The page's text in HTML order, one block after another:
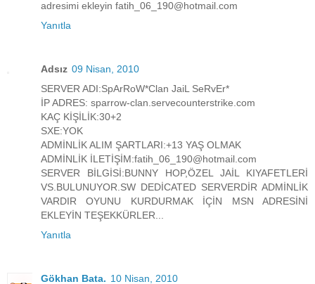
adresimi ekleyin fatih_06_190@hotmail.com
Yanıtla
Adsız 09 Nisan, 2010
SERVER ADI:SpArRoW*Clan JaiL SeRvEr*
İP ADRES: sparrow-clan.servecounterstrike.com
KAÇ KİŞİLİK:30+2
SXE:YOK
ADMİNLİK ALIM ŞARTLARI:+13 YAŞ OLMAK
ADMİNLİK İLETİŞİM:fatih_06_190@hotmail.com
SERVER BİLGİSİ:BUNNY HOP,ÖZEL JAİL KIYAFETLERİ
VS.BULUNUYOR.SW DEDİCATED SERVERDİR ADMİNLİK
VARDIR OYUNU KURDURMAK İÇİN MSN ADRESİNİ
EKLEYİN TEŞEKKÜRLER...
Yanıtla
Gökhan Bata. 10 Nisan, 2010